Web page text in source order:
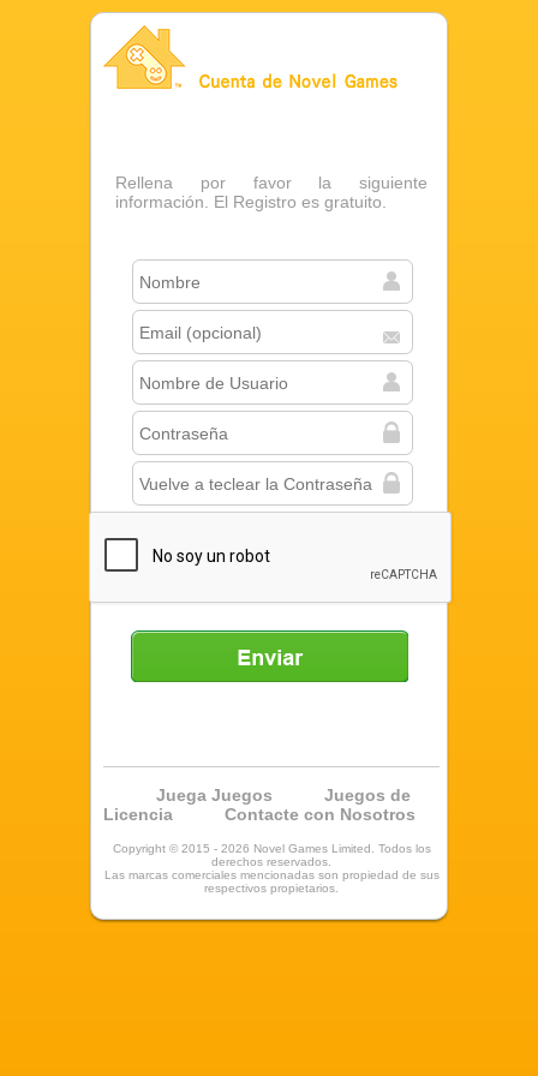
Rellena por favor la siguiente
información. El Registro es gratuito.
Juega Juegos
Juegos de
Licencia
Contacte con Nosotros
Copyright © 2015 - 2026 Novel Games Limited. Todos los
derechos reservados.
Las marcas comerciales mencionadas son propiedad de sus
respectivos propietarios.